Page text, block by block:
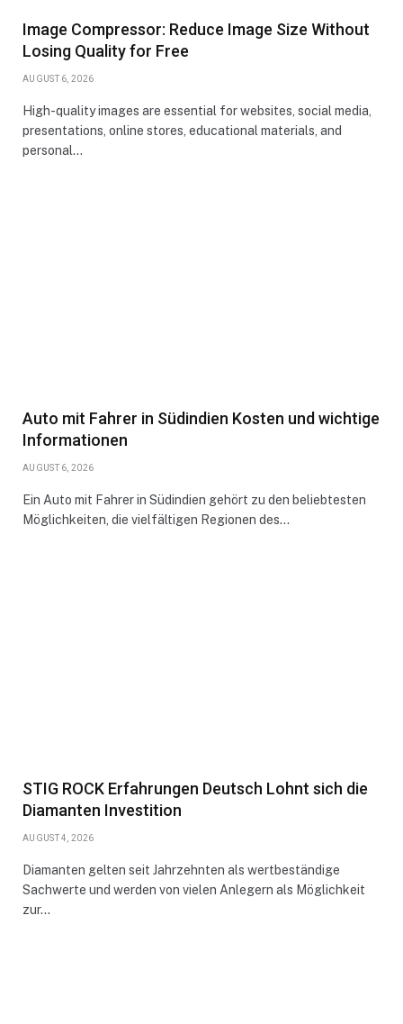
Image Compressor: Reduce Image Size Without
Losing Quality for Free
AUGUST 6, 2026
High-quality images are essential for websites, social media,
presentations, online stores, educational materials, and
personal…
Auto mit Fahrer in Südindien Kosten und wichtige
Informationen
AUGUST 6, 2026
Ein Auto mit Fahrer in Südindien gehört zu den beliebtesten
Möglichkeiten, die vielfältigen Regionen des…
STIG ROCK Erfahrungen Deutsch Lohnt sich die
Diamanten Investition
AUGUST 4, 2026
Diamanten gelten seit Jahrzehnten als wertbeständige
Sachwerte und werden von vielen Anlegern als Möglichkeit
zur…